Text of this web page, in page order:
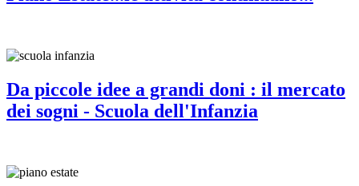
Da piccole idee a grandi doni : il mercato
dei sogni - Scuola dell'Infanzia